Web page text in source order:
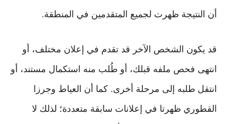
أن النتيجة ظهرت لجميع المتقدمين في المنطقة.
قد يكون الشخص الآخر قد تقدم في إعلان مختلف، أو
انتهى فحص ملفه قبلك، أو طُلب منه استكمال مستند، أو
انتقل طلبه إلى مرحلة أخرى. كما أن العياط وجرزا
القطوري ظهرتا في إعلانات سابقة متعددة؛ لذلك لا